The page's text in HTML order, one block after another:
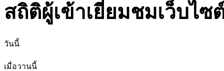
สถิติผู้เข้าเยี่ยมชมเว็บไซ
วันนี้
เมื่อวานนี้